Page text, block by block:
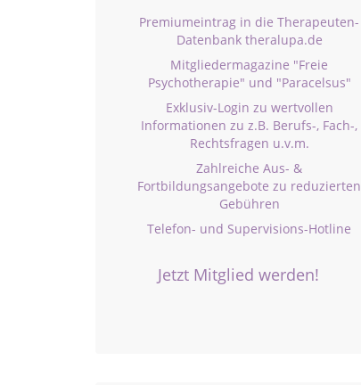
Premiumeintrag in die Therapeuten-
Datenbank theralupa.de
Mitgliedermagazine "Freie
Psychotherapie" und "Paracelsus"
Exklusiv-Login zu wertvollen
Informationen zu z.B. Berufs-, Fach-,
Rechtsfragen u.v.m.
Zahlreiche Aus- &
Fortbildungsangebote zu reduzierten
Gebühren
Telefon- und Supervisions-Hotline
Jetzt Mitglied werden!